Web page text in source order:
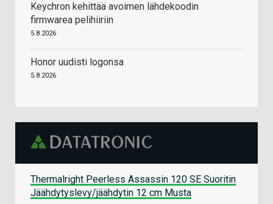
Keychron kehittää avoimen lähdekoodin
firmwarea pelihiiriin
5.8.2026
Honor uudisti logonsa
5.8.2026
Thermalright Peerless Assassin 120 SE Suoritin
Jäähdytyslevy/jäähdytin 12 cm Musta